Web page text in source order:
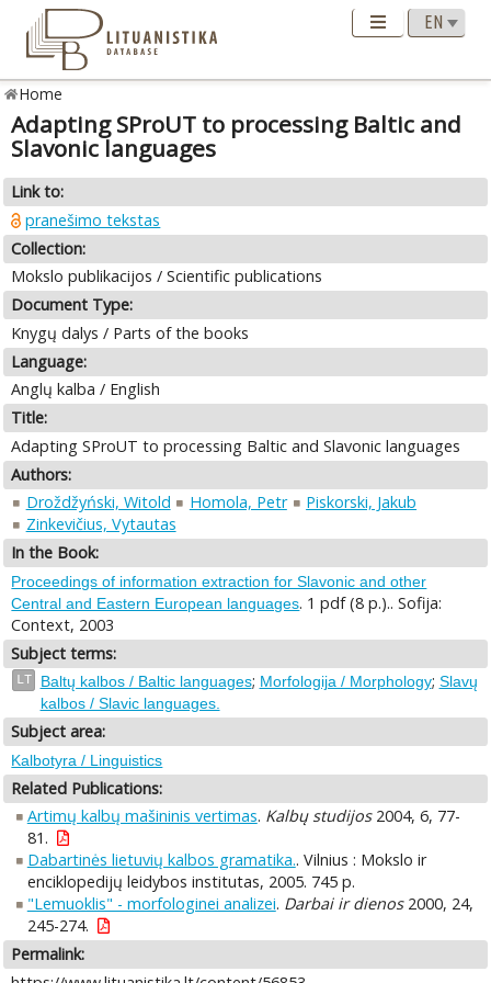
Home
Adapting SProUT to processing Baltic and
Slavonic languages
Link to:
pranešimo tekstas
Collection:
Mokslo publikacijos / Scientific publications
Document Type:
Knygų dalys / Parts of the books
Language:
Anglų kalba / English
Title:
Adapting SProUT to processing Baltic and Slavonic languages
Authors:
Droždžyński, Witold
Homola, Petr
Piskorski, Jakub
Zinkevičius, Vytautas
In the Book:
Proceedings of information extraction for Slavonic and other
Central and Eastern European languages. 1 pdf (8 p.).. Sofija:
Context, 2003
Subject terms:
LT Baltų kalbos / Baltic languages; Morfologija / Morphology; Slavų
kalbos / Slavic languages.
Subject area:
Kalbotyra / Linguistics
Related Publications:
Artimų kalbų mašininis vertimas. Kalbų studijos2004, 6, 77-
81.
Dabartinės lietuvių kalbos gramatika.. Vilnius : Mokslo ir
enciklopedijų leidybos institutas, 2005. 745 p.
"Lemuoklis" - morfologinei analizei. Darbai ir dienos2000, 24,
245-274.
Permalink: